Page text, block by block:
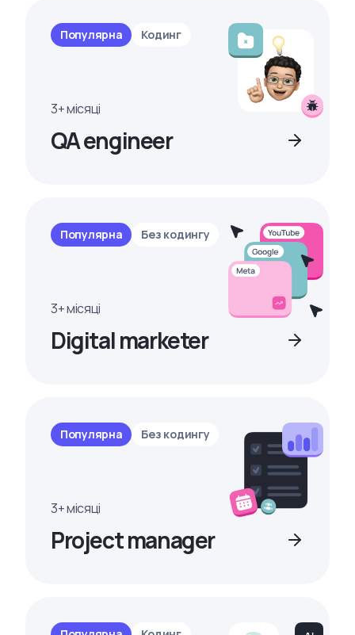
Популярна Кодинг
3+ місяці
QA engineer
Популярна Без кодингу
3+ місяці
Digital marketer
Популярна Без кодингу
3+ місяці
Project manager